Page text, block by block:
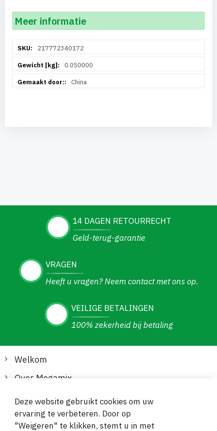
Meer informatie
informatie217772340172
0.050000
China
14 DAGEN RETOURRECHT
Geld-terug-garantie
VRAGEN
Heeft u vragen? Neem contact met ons op.
VEILIGE BETALINGEN
100% zekerheid bij betaling
Welkom
Over Megamix
Informatie
Klantenservice
Deze website gebruikt cookies om uw
ervaring te verbeteren. Door op
"Weigeren" te klikken, stemt u in met